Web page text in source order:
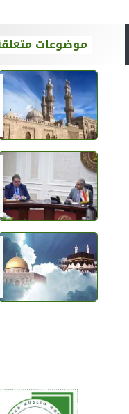
موضوعات